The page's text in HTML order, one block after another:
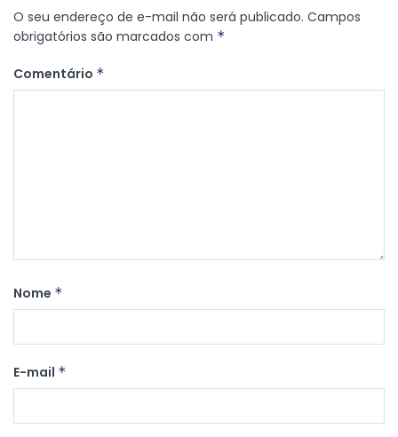
O seu endereço de e-mail não será publicado. Campos
obrigatórios são marcados com *
Comentário *
Nome *
E-mail *